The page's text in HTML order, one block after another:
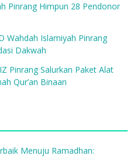
Pinrang Himpun 28 Pendonor
Wahdah Islamiyah Pinrang
Dakwah
Pinrang Salurkan Paket Alat
Qur’an Binaan
Menuju Ramadhan: